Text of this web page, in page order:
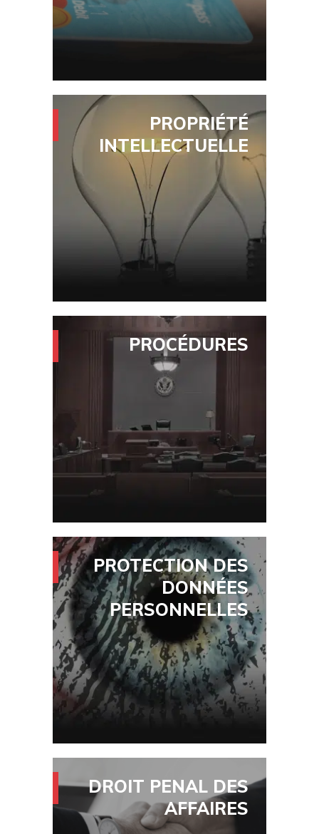
Concours et loteries
Campagnes promotionnelles et
publicité
PROPRIÉTÉ
INTELLECTUELLE
Marques
Dessins industriels
Suivi des infractions
Gestion du portefeuille de
Droits d'auteur
PROCÉDURES
UOKiK
UPRP, EUIPO
civiles
pénales
Litiges internationaux
Litiges liés au personnel
PROTECTION DES
DONNÉES
PERSONNELLES
Services d’inspecteur de
protection de données
Mise en œuvre du RGPD
Politique de confidentialité
Violations
DROIT PENAL DES
AFFAIRES